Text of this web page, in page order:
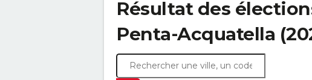
Résultat des
Penta-Acquatella